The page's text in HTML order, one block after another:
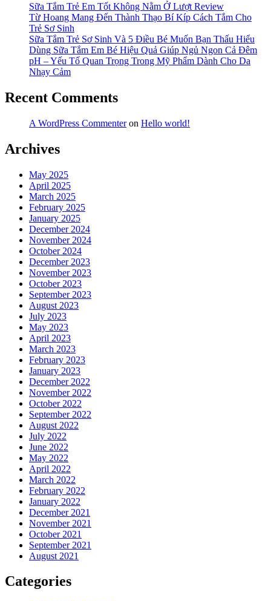
Sữa Tắm Trẻ Em Tốt Không Nằm Ở Lượt Review
Từ Hoang Mang Đến Thành Thạo Bí Kíp Cách Tắm Cho
Trẻ Sơ Sinh
Sữa Tắm Trẻ Sơ Sinh Và 5 Điều Bé Muốn Bạn Thấu Hiểu
Dùng Sữa Tắm Em Bé Hiệu Quả Giúp Ngủ Ngon Cả Đêm
pH – Yếu Tố Quan Trọng Trong Mỹ Phẩm Dành Cho Da
Nhạy Cảm
Recent Comments
A WordPress Commenteron Hello world!
Archives
May 2025
April 2025
March 2025
February 2025
January 2025
December 2024
November 2024
October 2024
December 2023
November 2023
October 2023
September 2023
August 2023
July 2023
May 2023
April 2023
March 2023
February 2023
January 2023
December 2022
November 2022
October 2022
September 2022
August 2022
July 2022
June 2022
May 2022
April 2022
March 2022
February 2022
January 2022
December 2021
November 2021
October 2021
September 2021
August 2021
Categories